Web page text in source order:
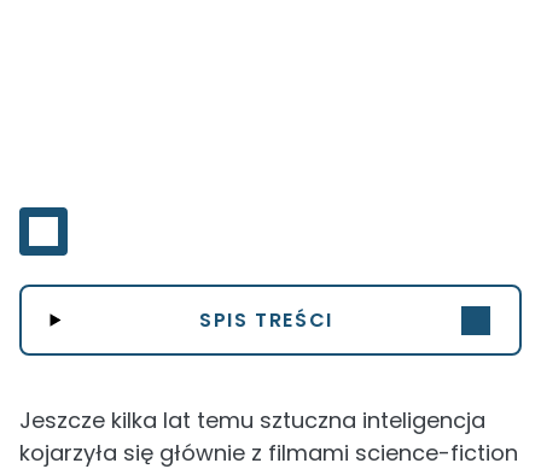
SPIS TREŚCI
Jeszcze kilka lat temu sztuczna inteligencja
kojarzyła się głównie z filmami science-fiction